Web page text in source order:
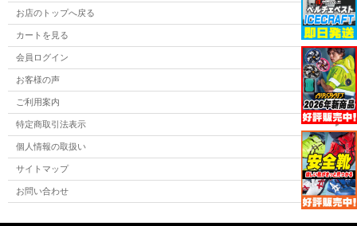
お店のトップへ戻る
カートを見る
会員ログイン
お客様の声
ご利用案内
特定商取引法表示
個人情報の取扱い
サイトマップ
お問い合わせ